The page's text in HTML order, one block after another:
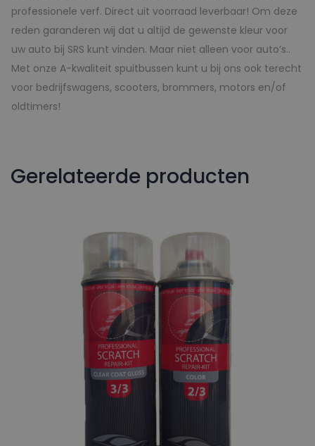
professionele verf. Direct uit voorraad leverbaar! Om deze
reden garanderen wij dat u altijd de gewenste kleur voor
uw auto bij SRS kunt vinden. Maar niet alleen voor auto’s..
Met onze A-kwaliteit spuitbussen kunt u bij ons ook terecht
voor bedrijfswagens, scooters, brommers, motors en/of
oldtimers!
Gerelateerde producten